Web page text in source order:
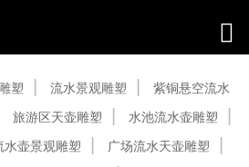
塑 流水景观雕塑
紫铜悬空流水
旅游区天壶雕塑
水池流水壶雕塑
水壶景观雕塑
广场流水天壶雕塑